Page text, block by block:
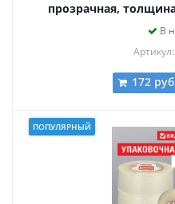
прозрачная,
В
172
ПОПУЛЯРНЫЙ